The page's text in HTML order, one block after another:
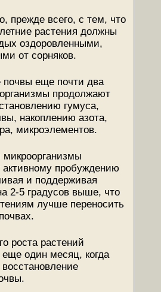
прежде всего, с тем, что
растения должны
оздоровленными,
от сорняков.
почвы еще почти два
продолжают
гумуса,
накоплению азота,
микроэлементов.
микроорганизмы
активному пробуждению
и поддерживая
2-5 градусов выше, что
лучше переносить
роста растений
еще один месяц, когда